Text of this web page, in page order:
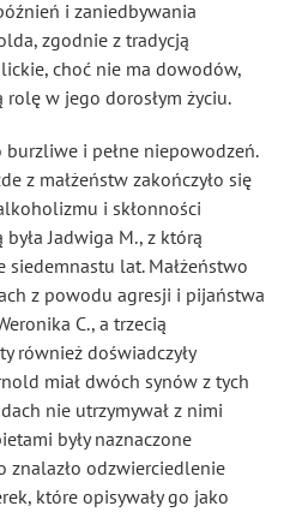
i zaniedbywania
zgodnie z tradycją
choć nie ma dowodów,
w jego dorosłym życiu.
burzliwe i pełne niepowodzeń.
z małżeństw zakończyło się
i skłonności
Jadwiga M., z którą
lat. Małżeństwo
z powodu agresji i pijaństwa
C., a trzecią
również doświadczyły
miał dwóch synów z tych
nie utrzymywał z nimi
były naznaczone
znalazło odzwierciedlenie
które opisywały go jako